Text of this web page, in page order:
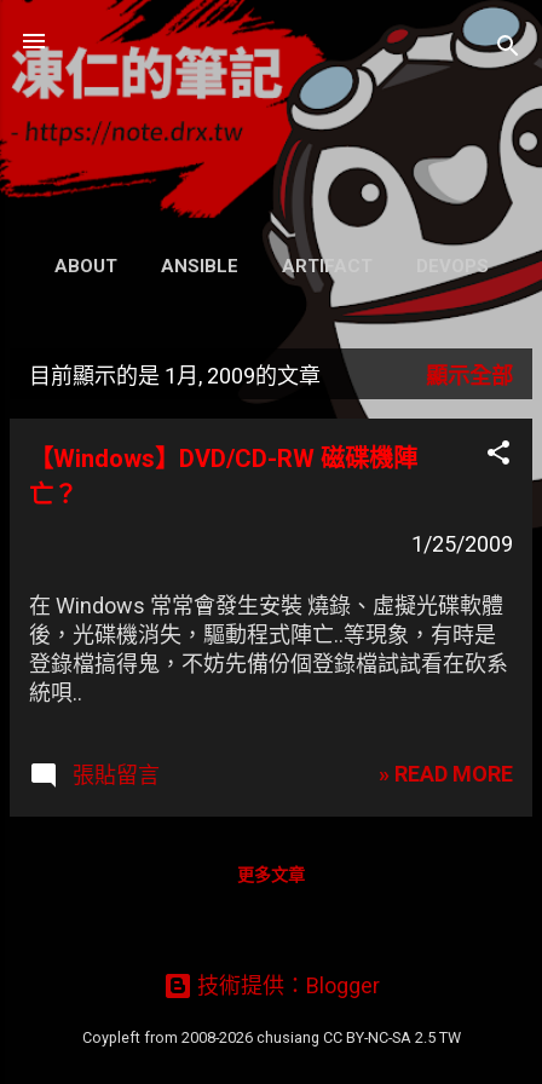
跳到主要內容
凍仁的筆記
- https://note.drx.tw
網頁
ABOUT ANSIBLE ARTIFACT DEVOPS
WIKI 更多…
GRAVATAR
文
目前顯示的是 1月, 2009的文章 顯示全部
【Windows】DVD/CD-RW 磁碟機陣
亡？
1/25/2009
在 Windows 常常會發生安裝 燒錄、虛擬光碟軟體
後，光碟機消失，驅動程式陣亡..等現象，有時是
登錄檔搞得鬼，不妨先備份個登錄檔試試看在砍系
統唄..
張貼留言 » READ MORE
更多文章
技術提供：Blogger
Coypleft from 2008-2026 chusiang CC BY-NC-SA 2.5 TW